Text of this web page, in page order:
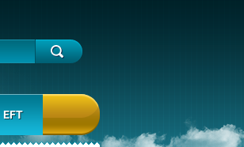
EFT